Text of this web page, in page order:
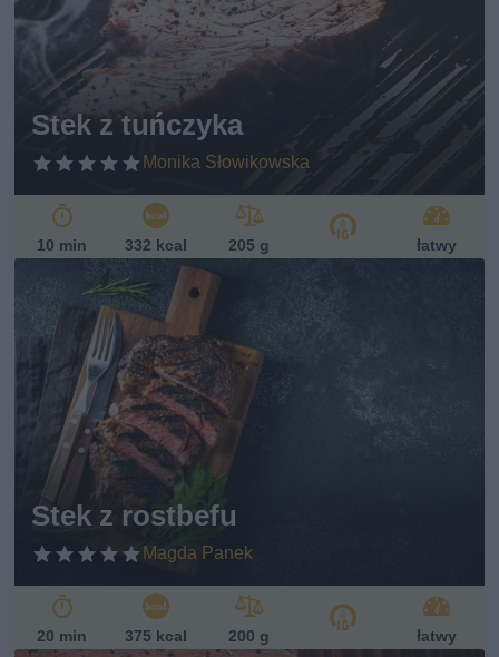
Stek z tuńczyka
Monika Słowikowska
10 min 332 kcal 205 g łatwy
Stek z rostbefu
Magda Panek
20 min 375 kcal 200 g łatwy